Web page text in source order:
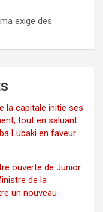
exige des
la capitale initie ses
tout en saluant
Lubaki en faveur
ouverte de Junior
de la
un nouveau